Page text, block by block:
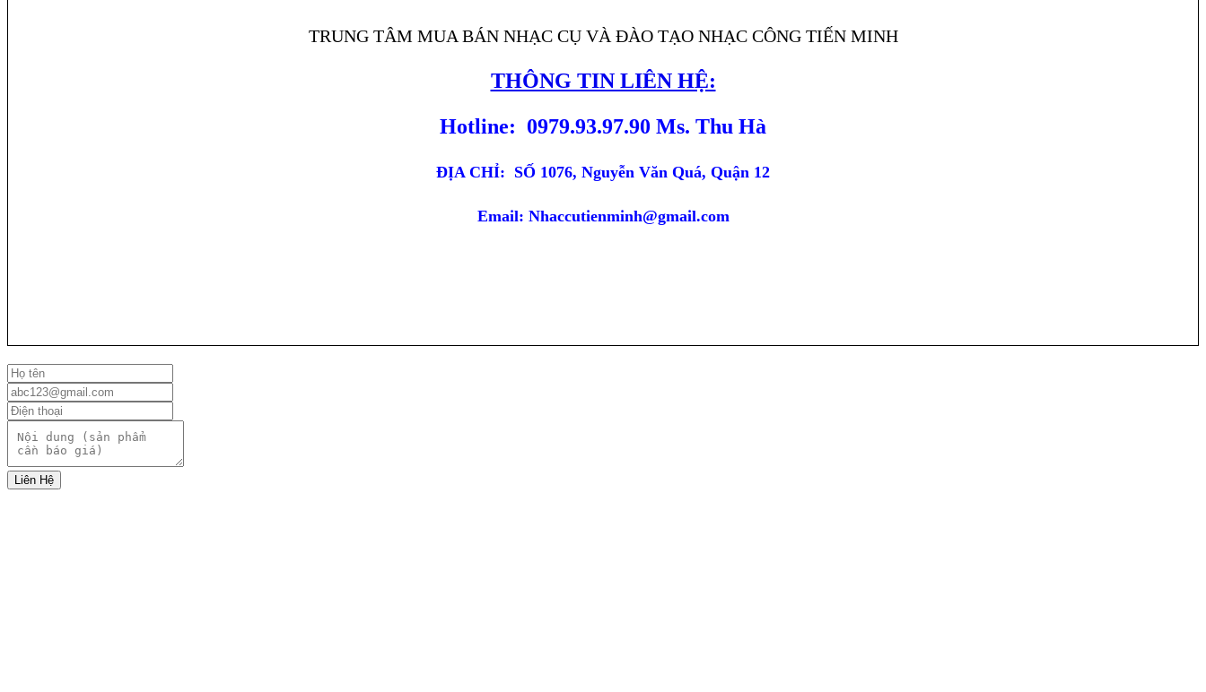
TRUNG TÂM MUA BÁN NHẠC CỤ VÀ ĐÀO TẠO NHẠC CÔNG TIẾN MINH
THÔNG TIN LIÊN HỆ:
Hotline: 0979.93.97.90 Ms. Thu Hà
ĐỊA CHỈ: SỐ 1076, Nguyễn Văn Quá, Quận 12
Email: Nhaccutienminh@gmail.com